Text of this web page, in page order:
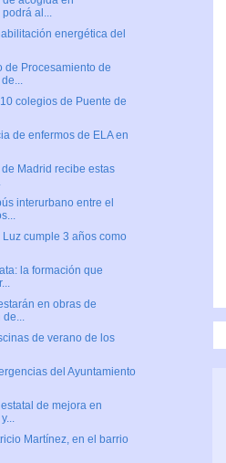
podrá al...
energética del
de Procesamiento de
colegios de Puente de
de enfermos de ELA en
Madrid recibe estas
interurbano entre el
Luz cumple 3 años como
la formación que
en obras de
de...
de verano de los
del Ayuntamiento
de mejora en
Martínez, en el barrio